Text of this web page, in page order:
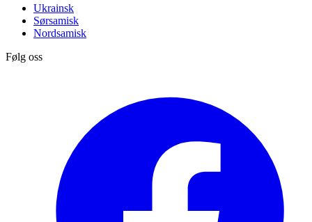
Ukrainsk
Sørsamisk
Nordsamisk
Følg oss